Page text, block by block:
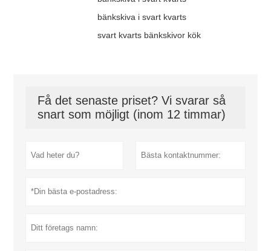
bänkskiva i svart kvarts
svart kvarts bänkskivor kök
Få det senaste priset? Vi svarar så
snart som möjligt (inom 12 timmar)